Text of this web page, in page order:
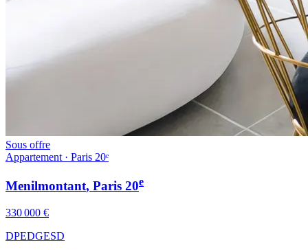
Sous offre
Appartement · Paris 20ᵉ
Menilmontant, Paris 20e
330 000 €
DPEDGESD